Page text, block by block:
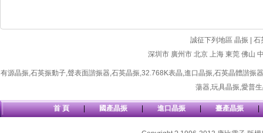
誠征下列地區 晶振 |
深圳市 廣州市 北京 上海 東莞 佛山
有源晶振,石英振動子,聲表面諧振器,石英晶振,32.768K表晶,進口晶振,石英晶體諧振器
蕩器,玩具晶振,愛普
首 頁 | 國產晶振 | 進口晶振 | 臺產晶振 |